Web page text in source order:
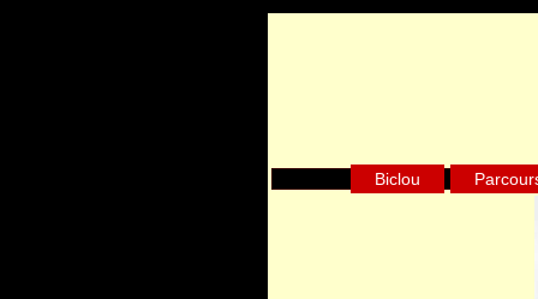
Biclou